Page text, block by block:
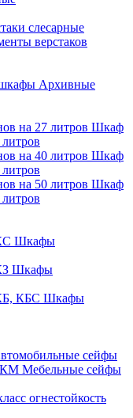
слесарные
верстаков
Архивные
Шкаф
Шкаф
Шкаф
Шкафы
Шкафы
Шкафы
сейфы
Мебельные сейфы